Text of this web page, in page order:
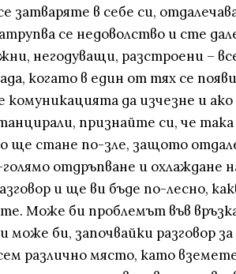
затваряте в себе си,
се недоволство и сте
негодуващи, разстроени –
когато в един от тях се
комуникацията да изчезне и
признайте си, че
ще стане по-зле, защото
отдръпване и охлаждане
и ще ви бъде по-лесно,
Може би проблемът във
може би, започвайки разговор
различно място, като